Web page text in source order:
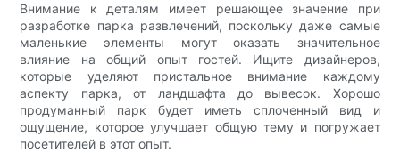
Внимание к деталям имеет решающее значение при
разработке парка развлечений, поскольку даже самые
маленькие элементы могут оказать значительное
влияние на общий опыт гостей. Ищите дизайнеров,
которые уделяют пристальное внимание каждому
аспекту парка, от ландшафта до вывесок. Хорошо
продуманный парк будет иметь сплоченный вид и
ощущение, которое улучшает общую тему и погружает
посетителей в этот опыт.